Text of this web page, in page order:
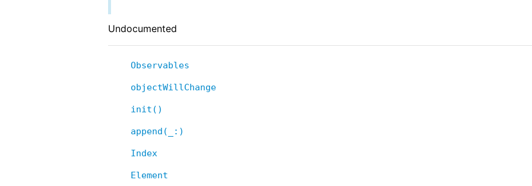
Undocumented
Observables
objectWillChange
init()
append(_:)
Index
Element